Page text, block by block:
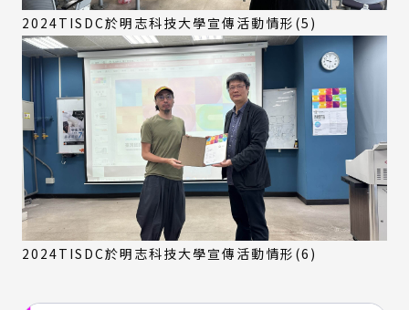
2024TISDC於明志科技大學宣傳活動情形(5)
2024TISDC於明志科技大學宣傳活動情形(6)